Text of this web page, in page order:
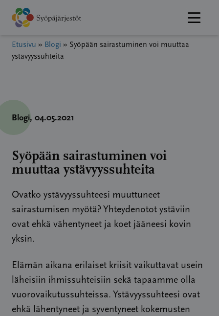
Hyppää
sisältöön
Etusivu » Blogi » Syöpään sairastuminen voi muuttaa
ystävyyssuhteita
Blogi, 04.05.2021
Syöpään sairastuminen voi
muuttaa ystävyyssuhteita
Ovatko ystävyyssuhteesi muuttuneet
sairastumisen myötä? Yhteydenotot ystäviin
ovat ehkä vähentyneet ja koet jääneesi kovin
yksin.
Elämän aikana erilaiset kriisit vaikuttavat usein
läheisiin ihmissuhteisiin sekä tapaamme olla
vuorovaikutussuhteissa. Ystävyyssuhteesi ovat
ehkä lähentyneet ja syventyneet kokemusten